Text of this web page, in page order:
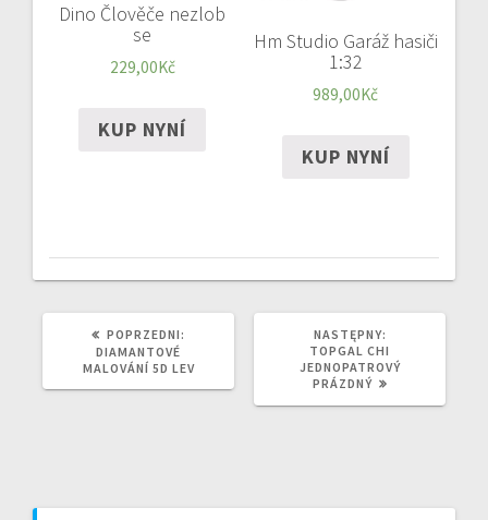
Dino Člověče nezlob
se
229,00Kč
KUP NYNÍ
Hm Studio Garáž hasiči
1:32
989,00Kč
KUP NYNÍ
POPRZEDNI:
DIAMANTOVÉ
MALOVÁNÍ 5D LEV
NASTĘPNY:
WPIS:
TOPGAL CHI
JEDNOPATROVÝ
PRÁZDNÝ